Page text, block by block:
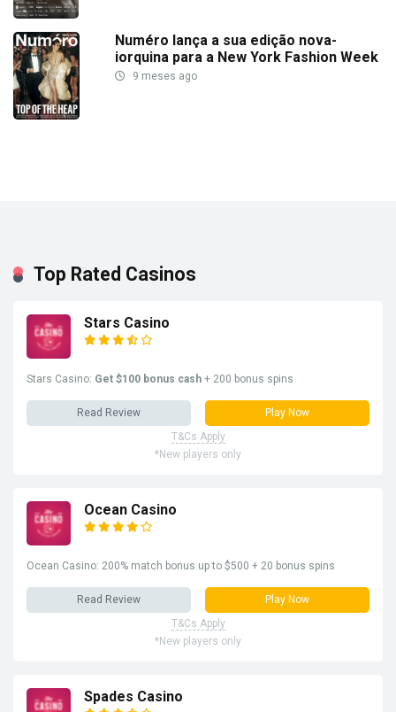
Numéro lança a sua edição nova-
iorquina para a New York Fashion Week
9 meses ago
Top Rated Casinos
Stars Casino
Stars Casino: Get $100 bonus cash + 200 bonus spins
Read Review
Play Now
T&Cs Apply
*New players only
Ocean Casino
Ocean Casino: 200% match bonus up to $500 + 20 bonus spins
Read Review
Play Now
T&Cs Apply
*New players only
Spades Casino